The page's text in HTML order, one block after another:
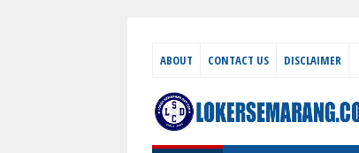
ABOUT CONTACT US DISCLAIMER